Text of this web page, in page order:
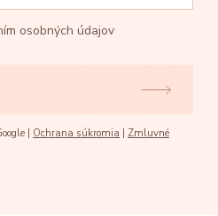
osobných údajov
| Ochrana súkromia
Zmluvné